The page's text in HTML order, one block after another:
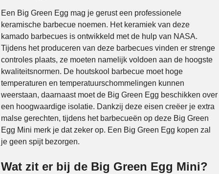
Een Big Green Egg mag je gerust een professionele
keramische barbecue noemen. Het keramiek van deze
kamado barbecues is ontwikkeld met de hulp van NASA.
Tijdens het produceren van deze barbecues vinden er strenge
controles plaats, ze moeten namelijk voldoen aan de hoogste
kwaliteitsnormen. De houtskool barbecue moet hoge
temperaturen en temperatuurschommelingen kunnen
weerstaan, daarnaast moet de Big Green Egg beschikken over
een hoogwaardige isolatie. Dankzij deze eisen creëer je extra
malse gerechten, tijdens het barbecueën op deze Big Green
Egg Mini merk je dat zeker op. Een Big Green Egg kopen zal
je geen spijt bezorgen.
Wat zit er bij de Big Green Egg Mini?